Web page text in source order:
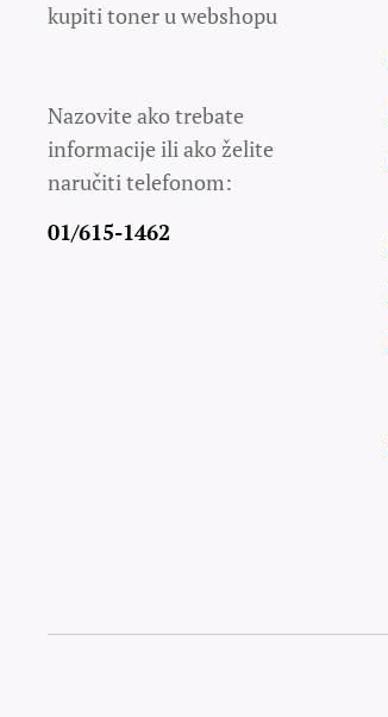
kupiti toner u webshopu
Nazovite ako trebate
informacije ili ako želite
naručiti telefonom:
01/615-1462